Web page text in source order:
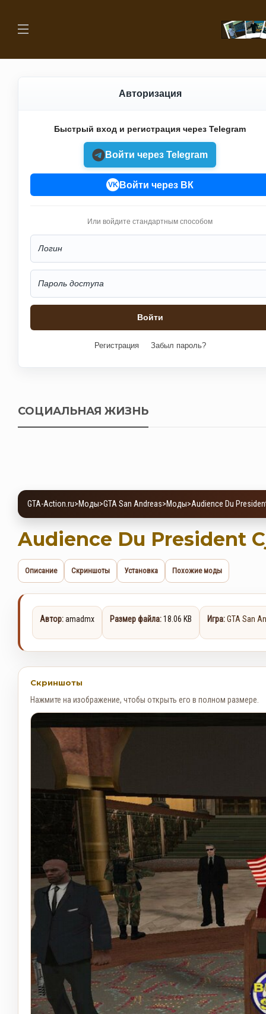
Авторизация
Быстрый вход и регистрация через Telegram
Войти через Telegram
VK Войти через ВК
Или войдите стандартным способом
Регистрация Забыл пароль?
СОЦИАЛЬНАЯ ЖИЗНЬ
GTA-Action.ru>Моды>GTA San Andreas>Моды>Audience Du
Audience Du President
Описание Скриншоты Установка Похожие моды
Автор:amadmx Размер файла:18.06 KB Игра:GTA San
Скриншоты
Нажмите на изображение, чтобы открыть его в полном размере.